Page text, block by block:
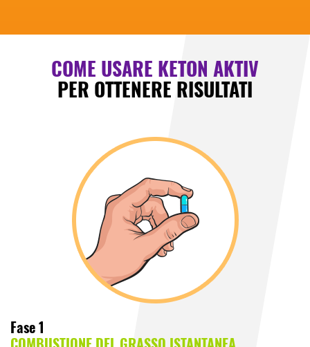
COME USARE KETON AKTIV
PER OTTENERE RISULTATI
Fase 1